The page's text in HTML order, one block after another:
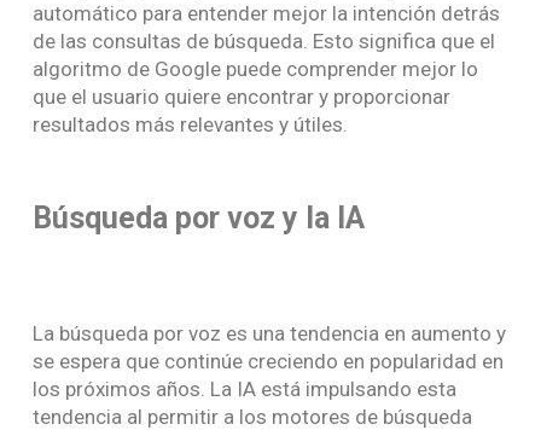
automático para entender mejor la intención detrás
de las consultas de búsqueda. Esto significa que el
algoritmo de Google puede comprender mejor lo
que el usuario quiere encontrar y proporcionar
resultados más relevantes y útiles.
Búsqueda por voz y la IA
La búsqueda por voz es una tendencia en aumento y
se espera que continúe creciendo en popularidad en
los próximos años. La IA está impulsando esta
tendencia al permitir a los motores de búsqueda